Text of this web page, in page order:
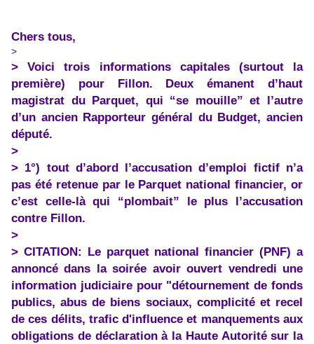
Chers tous,
>
> Voici trois informations capitales (surtout la
première) pour Fillon. Deux émanent d’haut
magistrat du Parquet, qui “se mouille” et l’autre
d’un ancien Rapporteur général du Budget, ancien
député.
>
> 1°) tout d’abord l’accusation d’emploi fictif n’a
pas été retenue par le Parquet national financier, or
c’est celle-là qui “plombait” le plus l’accusation
contre Fillon.
>
> CITATION: Le parquet national financier (PNF) a
annoncé dans la soirée avoir ouvert vendredi une
information judiciaire pour "détournement de fonds
publics, abus de biens sociaux, complicité et recel
de ces délits, trafic d'influence et manquements aux
obligations de déclaration à la Haute Autorité sur la